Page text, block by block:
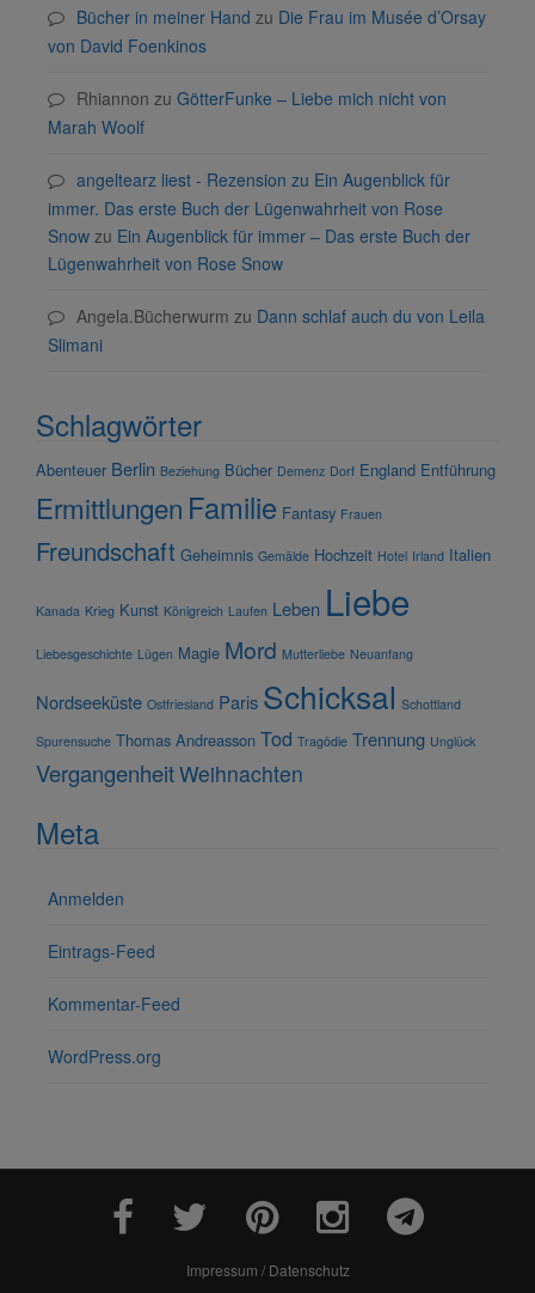
Bücher in meiner Hand zu Die Frau im Musée d’Orsay
von David Foenkinos
Rhiannon zu GötterFunke – Liebe mich nicht von
Marah Woolf
angeltearz liest - Rezension zu Ein Augenblick für
immer. Das erste Buch der Lügenwahrheit von Rose
Snow zu Ein Augenblick für immer – Das erste Buch der
Lügenwahrheit von Rose Snow
Angela.Bücherwurm zu Dann schlaf auch du von Leila
Slimani
Schlagwörter
Abenteuer Berlin Beziehung Bücher Demenz Dorf England Entführung
Ermittlungen Familie Fantasy Frauen
Freundschaft Geheimnis Gemälde Hochzeit Hotel Irland Italien
Kanada Krieg Kunst Königreich Laufen Leben Liebe
Liebesgeschichte Lügen Magie Mord Mutterliebe Neuanfang
Nordseeküste Ostfriesland Paris Schicksal Schottland
Spurensuche Thomas Andreasson Tod Tragödie Trennung Unglück
VergangenheitWeihnachten
Meta
Anmelden
Eintrags-Feed
Kommentar-Feed
WordPress.org
Impressum / Datenschutz